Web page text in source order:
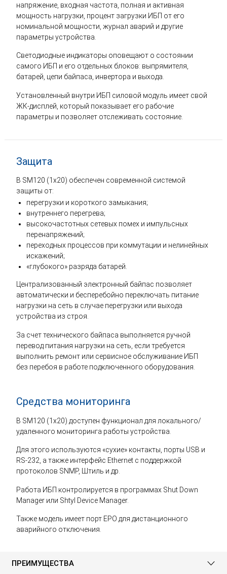
напряжение, входная частота, полная и активная
мощность нагрузки, процент загрузки ИБП от его
номинальной мощности, журнал аварий и другие
параметры устройства.
Светодиодные индикаторы оповещают о состоянии
самого ИБП и его отдельных блоков: выпрямителя,
батарей, цепи байпаса, инвертора и выхода.
Установленный внутри ИБП силовой модуль имеет свой
ЖК-дисплей, который показывает его рабочие
параметры и позволяет отслеживать состояние.
Защита
В SM120 (1x20) обеспечен современной системой
защиты от:
перегрузки и короткого замыкания;
внутреннего перегрева;
высокочастотных сетевых помех и импульсных
перенапряжений;
переходных процессов при коммутации и нелинейных
искажений;
«глубокого» разряда батарей.
Централизованный электронный байпас позволяет
автоматически и бесперебойно переключать питание
нагрузки на сеть в случае перегрузки или выхода
устройства из строя.
За счет технического байпаса выполняется ручной
перевод питания нагрузки на сеть, если требуется
выполнить ремонт или сервисное обслуживание ИБП
без перебоя в работе подключенного оборудования.
Средства мониторинга
В SM120 (1x20) доступен функционал для локального/
удаленного мониторинга работы устройства.
Для этого используются «сухие» контакты, порты USB и
RS-232, а также интерфейс Ethernet с поддержкой
протоколов SNMP, Штиль и др.
Работа ИБП контролируется в программах Shut Down
Manager или Shtyl Device Manager.
Также модель имеет порт EPO для дистанционного
аварийного отключения.
ПРЕИМУЩЕСТВА